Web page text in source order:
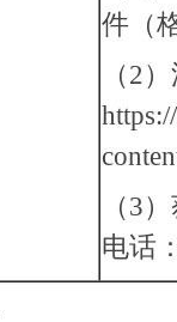
件（
（2
（3
电话